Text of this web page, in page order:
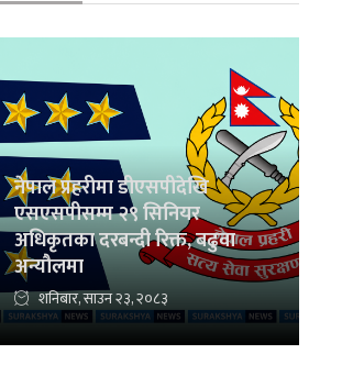
नेपाल प्रहरीमा डीएसपीदेखि
एसएसपीसम्म २९ सिनियर
अधिकृतका दरबन्दी रिक्त, बढुवा
अन्यौलमा
शनिबार, साउन २३, २०८३